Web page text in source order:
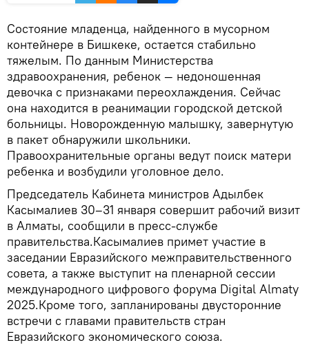
Состояние младенца, найденного в мусорном
контейнере в Бишкеке, остается стабильно
тяжелым. По данным Министерства
здравоохранения, ребенок — недоношенная
девочка с признаками переохлаждения. Сейчас
она находится в реанимации городской детской
больницы. Новорожденную малышку, завернутую
в пакет обнаружили школьники.
Правоохранительные органы ведут поиск матери
ребенка и возбудили уголовное дело.
Председатель Кабинета министров Адылбек
Касымалиев 30–31 января совершит рабочий визит
в Алматы, сообщили в пресс-службе
правительства.Касымалиев примет участие в
заседании Евразийского межправительственного
совета, а также выступит на пленарной сессии
международного цифрового форума Digital Almaty
2025.Кроме того, запланированы двусторонние
встречи с главами правительств стран
Евразийского экономического союза.